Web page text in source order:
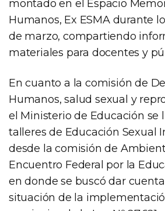
montado en el Espacio
Humanos, Ex ESMA durante
de marzo, compartiendo
materiales para docentes y
En cuanto a la comisión de
Humanos, salud sexual y
el Ministerio de Educación se
talleres de Educación Sexual
desde la comisión de
Encuentro Federal por la
en donde se buscó dar
situación de la